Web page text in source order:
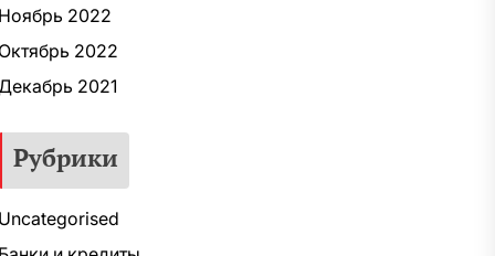
Ноябрь 2022
Октябрь 2022
2021
Рубрики
Uncategorised